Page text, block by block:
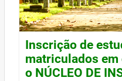
Inscrição de
matriculados em
o NÚCLEO DE